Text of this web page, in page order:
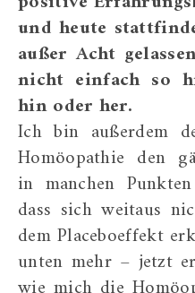
und heute
außer Acht
nicht einfach so
hin oder her.
Ich bin außerdem
Homöopathie den
in manchen
dass sich weitaus
dem Placeboeffekt
unten mehr – jetzt